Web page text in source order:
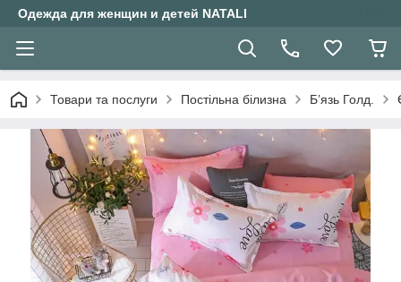
Одежда для женщин и детей NATALI
Товари та послуги Постільна білизна Б’язь Голд.